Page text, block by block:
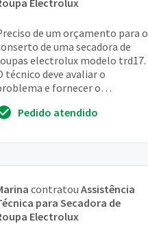
Electrolux
de um orçamento para o
de uma secadora de
electrolux modelo trd17.
técnico deve avaliar o
e fornecer o
Pedido atendido
contratou Assistência
para Secadora de
Electrolux